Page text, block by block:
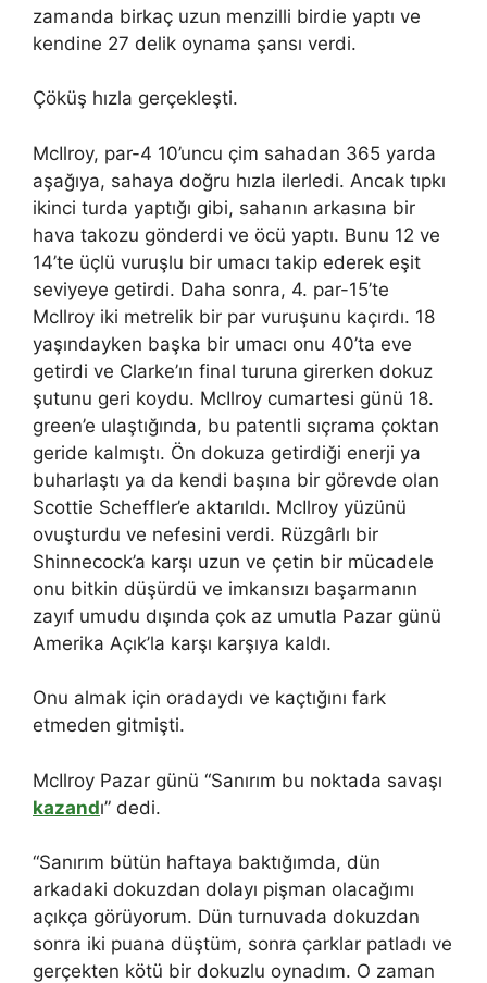
zamanda birkaç uzun menzilli birdie yaptı ve
kendine 27 delik oynama şansı verdi.
Çöküş hızla gerçekleşti.
McIlroy, par-4 10’uncu çim sahadan 365 yarda
aşağıya, sahaya doğru hızla ilerledi. Ancak tıpkı
ikinci turda yaptığı gibi, sahanın arkasına bir
hava takozu gönderdi ve öcü yaptı. Bunu 12 ve
14’te üçlü vuruşlu bir umacı takip ederek eşit
seviyeye getirdi. Daha sonra, 4. par-15’te
McIlroy iki metrelik bir par vuruşunu kaçırdı. 18
yaşındayken başka bir umacı onu 40’ta eve
getirdi ve Clarke’ın final turuna girerken dokuz
şutunu geri koydu. McIlroy cumartesi günü 18.
green’e ulaştığında, bu patentli sıçrama çoktan
geride kalmıştı. Ön dokuza getirdiği enerji ya
buharlaştı ya da kendi başına bir görevde olan
Scottie Scheffler’e aktarıldı. McIlroy yüzünü
ovuşturdu ve nefesini verdi. Rüzgârlı bir
Shinnecock’a karşı uzun ve çetin bir mücadele
onu bitkin düşürdü ve imkansızı başarmanın
zayıf umudu dışında çok az umutla Pazar günü
Amerika Açık’la karşı karşıya kaldı.
Onu almak için oradaydı ve kaçtığını fark
etmeden gitmişti.
McIlroy Pazar günü “Sanırım bu noktada savaşı
kazandı” dedi.
“Sanırım bütün haftaya baktığımda, dün
arkadaki dokuzdan dolayı pişman olacağımı
açıkça görüyorum. Dün turnuvada dokuzdan
sonra iki puana düştüm, sonra çarklar patladı ve
gerçekten kötü bir dokuzlu oynadım. O zaman